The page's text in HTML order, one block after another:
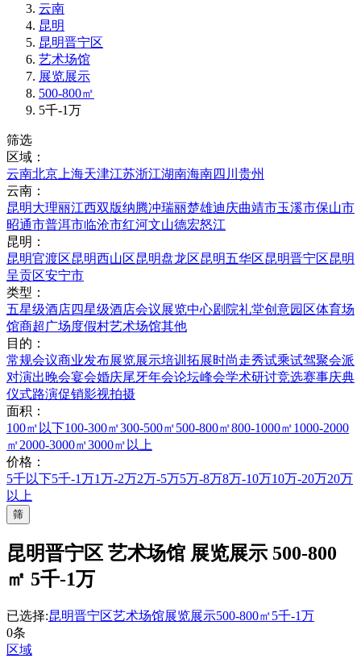
云南
昆明
昆明晋宁区
艺术场馆
展览展示
500-800㎡
5千-1万
筛选
区域：
云南北京 上海天津江苏浙江湖南海南四川 贵州
云南：
昆明大理丽江西双版纳腾冲瑞丽楚雄迪庆曲靖市玉溪市保山市
昭通市普洱市临沧市红河文山德宏怒江
昆明：
昆明官渡区昆明西山区昆明盘龙区昆明五华区昆明晋宁区昆明
呈贡区安宁市
类型：
五星级酒店四星级酒店会议展览中心剧院礼堂创意园区体育场
馆商超广场度假村艺术场馆其他
目的：
常规会议商业发布展览展示培训拓展时尚走秀试乘试驾聚会派
对演出晚会宴会婚庆尾牙年会论坛峰会学术研讨竞选赛事庆典
仪式路演促销影视拍摄
面积：
100㎡以下100-300㎡300-500㎡500-800㎡800-1000㎡1000-2000
㎡2000-3000㎡3000㎡以上
价格：
5千以下5千-1万1万-2万2万-5万5万-8万8万-10万10万-20万20万
以上
筛
昆明晋宁区 艺术场馆 展览展示 500-800
㎡ 5千-1万
已选择:昆明晋宁区艺术场馆展览展示500-800㎡5千-1万
0条
区域